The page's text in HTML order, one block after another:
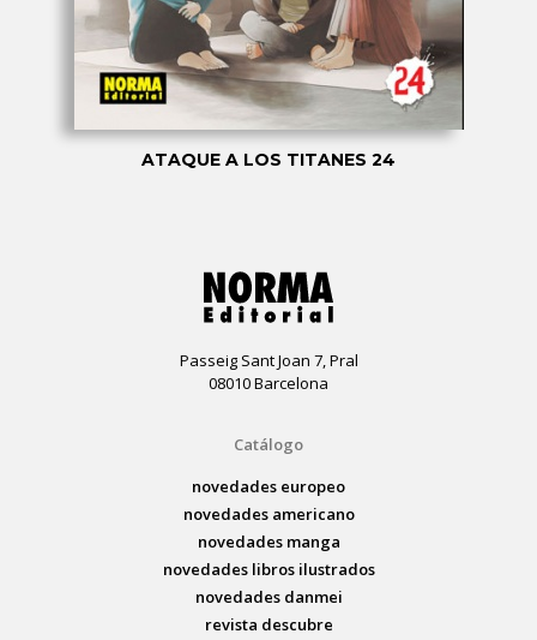
ATAQUE A LOS TITANES 24
Passeig Sant Joan 7, Pral
08010 Barcelona
Catálogo
novedades europeo
novedades americano
novedades manga
novedades libros ilustrados
novedades danmei
revista descubre